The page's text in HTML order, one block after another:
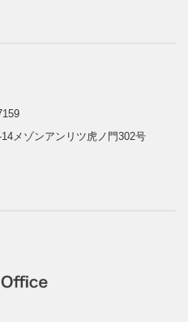
メゾンアンリツ虎ノ門302号